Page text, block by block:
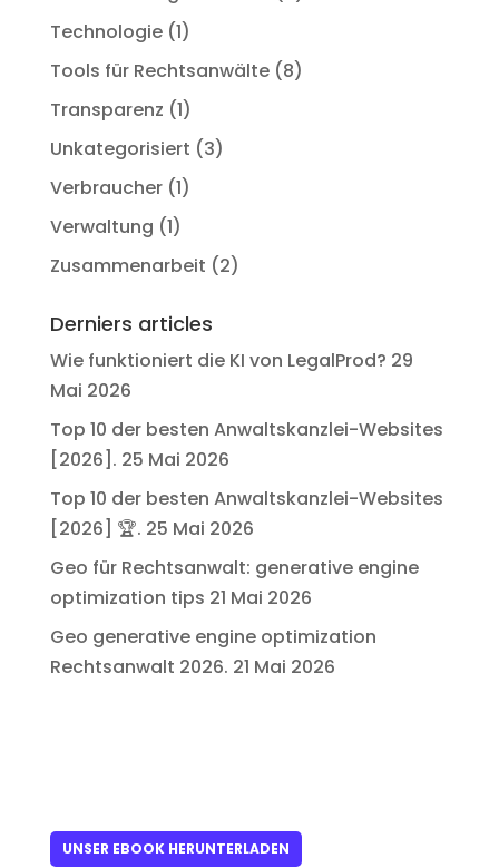
Technologie(1)
Tools für Rechtsanwälte(8)
Transparenz (1)
Unkategorisiert (3)
Verbraucher(1)
Verwaltung (1)
Zusammenarbeit (2)
Derniers articles
Wie funktioniert die KI von LegalProd? 29
Mai 2026
Top 10 der besten Anwaltskanzlei-Websites
[2026]. 25 Mai 2026
Top 10 der besten Anwaltskanzlei-Websites
[2026] 🏆. 25 Mai 2026
Geo für Rechtsanwalt: generative engine
optimization tips 21 Mai 2026
Geo generative engine optimization
Rechtsanwalt 2026. 21 Mai 2026
UNSER EBOOK HERUNTERLADEN